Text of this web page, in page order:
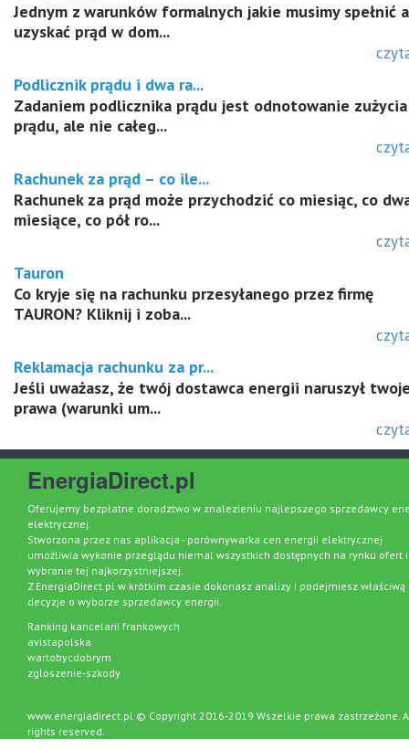
Jednym z warunków formalnych jakie musimy spełnić
uzyskać prąd w dom...
Podlicznik prądu i dwa ra...
Zadaniem podlicznika prądu jest odnotowanie zużycia
prądu, ale nie całeg...
Rachunek za prąd – co ile...
Rachunek za prąd może przychodzić co miesiąc, co
miesiące, co pół ro...
Tauron
Co kryje się na rachunku przesyłanego przez firmę
TAURON? Kliknij i zoba...
Reklamacja rachunku za pr...
Jeśli uważasz, że twój dostawca energii naruszył
prawa (warunki um...
EnergiaDirect.pl
Oferujemy bezpłatne doradztwo w znalezieniu najlepszego sprzedawcy
elektrycznej.
Stworzona przez nas aplikacja - porównywarka cen energii elektrycznej
umożliwia wykonie przeglądu niemal wszystkich dostępnych na rynku ofert i
wybranie tej najkorzystniejszej.
Z EnergiaDirect.pl w krótkim czasie dokonasz analizy i podejmiesz właściwą
decyzje o wyborze sprzedawcy energii.
Ranking kancelarii frankowych
avistapolska
wartobycdobrym
zgloszenie-szkody
www.energiadirect.pl © Copyright 2016-2019 Wszelkie prawa zastrzeżone.
rights reserved.